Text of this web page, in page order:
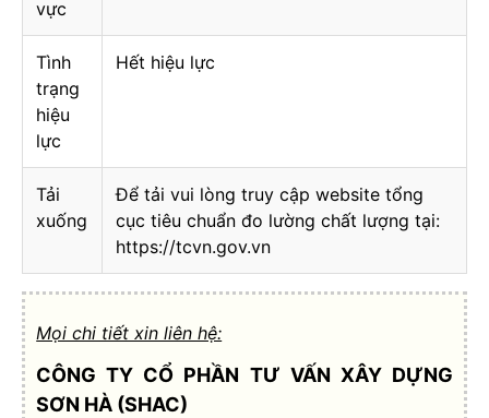
vực
Tình
trạng
hiệu
lực
Hết hiệu lực
Tải
xuống
Để tải vui lòng truy cập website tổng
cục tiêu chuẩn đo lường chất lượng tại:
https://tcvn.gov.vn
Mọi chi tiết xin liên hệ:
CÔNG TY CỔ PHẦN TƯ VẤN XÂY DỰNG
SƠN HÀ (SHAC)